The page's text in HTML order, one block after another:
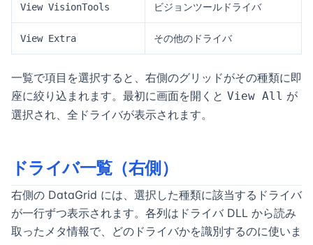
View VisionTools ビジョンツールドライバ
View Extra その他のドライバ
一覧で項目を選択すると、右側のグリッドがその種類に即
座に絞り込まれます。最初に画面を開くと View All が
選択され、全ドライバが表示されます。
ドライバ一覧（右側）
右側の DataGrid には、選択した種類に該当するドライバ
が一行ずつ表示されます。各列はドライバ DLL から読み
取ったメタ情報で、どのドライバかを識別するのに使いま